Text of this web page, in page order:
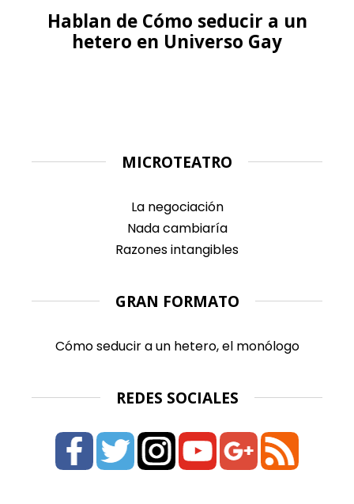
Hablan de Cómo seducir a un
hetero en Universo Gay
MICROTEATRO
La negociación
Nada cambiaría
Razones intangibles
GRAN FORMATO
Cómo seducir a un hetero, el monólogo
REDES SOCIALES